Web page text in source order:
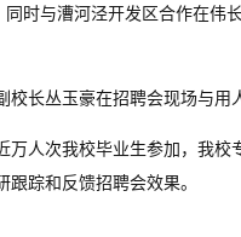
同时与漕河泾开发区合作在伟
校长丛玉豪在招聘会现场与
万人次我校毕业生参加，我
跟踪和反馈招聘会效果。